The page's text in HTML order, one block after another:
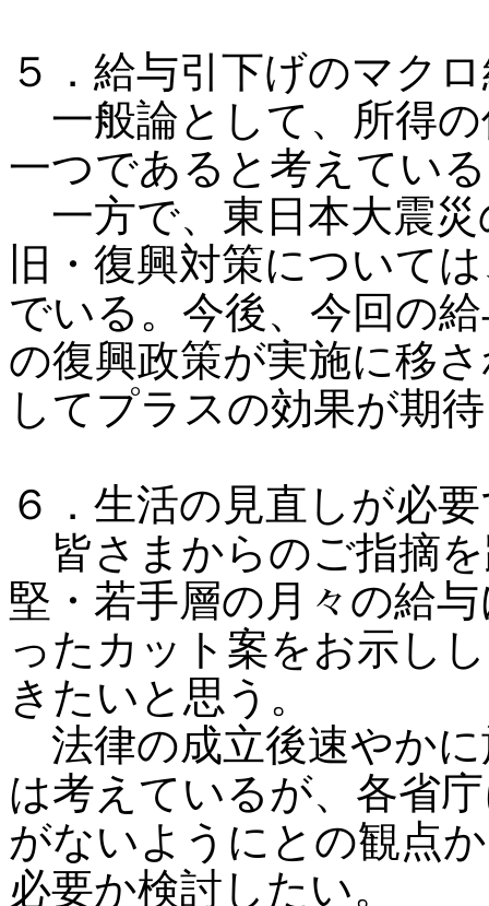
５．給与引下げのマク
一般論として、所得の
一つであると考えてい
一方で、東日本大震災
旧・復興対策について
でいる。今後、今回の
の復興政策が実施に移
してプラスの効果が期
６．生活の見直しが必
皆さまからのご指摘
堅・若手層の月々の給
ったカット案をお示し
きたいと思う。
法律の成立後速やか
は考えているが、各省
がないようにとの観点
必要か検討したい。